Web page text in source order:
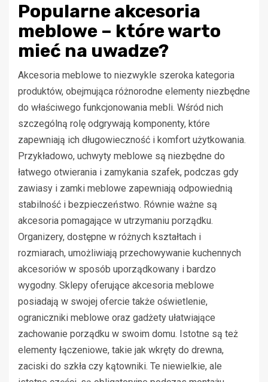
Popularne akcesoria
meblowe – które warto
mieć na uwadze?
Akcesoria meblowe to niezwykle szeroka kategoria
produktów, obejmująca różnorodne elementy niezbędne
do właściwego funkcjonowania mebli. Wśród nich
szczególną rolę odgrywają komponenty, które
zapewniają ich długowieczność i komfort użytkowania.
Przykładowo, uchwyty meblowe są niezbędne do
łatwego otwierania i zamykania szafek, podczas gdy
zawiasy i zamki meblowe zapewniają odpowiednią
stabilność i bezpieczeństwo. Równie ważne są
akcesoria pomagające w utrzymaniu porządku.
Organizery, dostępne w różnych kształtach i
rozmiarach, umożliwiają przechowywanie kuchennych
akcesoriów w sposób uporządkowany i bardzo
wygodny. Sklepy oferujące akcesoria meblowe
posiadają w swojej ofercie także oświetlenie,
ograniczniki meblowe oraz gadżety ułatwiające
zachowanie porządku w swoim domu. Istotne są też
elementy łączeniowe, takie jak wkręty do drewna,
zaciski do szkła czy kątowniki. Te niewielkie, ale